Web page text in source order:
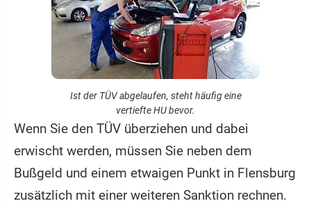
Ist der TÜV abgelaufen, steht häufig eine
vertiefte HU bevor.
Wenn Sie den TÜV überziehen und dabei
erwischt werden, müssen Sie neben dem
Bußgeld und einem etwaigen Punkt in Flensburg
zusätzlich mit einer weiteren Sanktion rechnen.